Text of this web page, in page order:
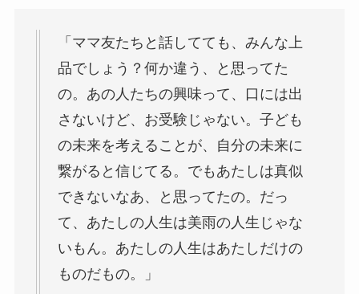
「ママ友たちと話してても、みんな上
品でしょう？何か違う、と思ってた
の。あの人たちの興味って、口には出
さないけど、お受験じゃない。子ども
の未来を考えることが、自分の未来に
繋がると信じてる。でもあたしは真似
できないなあ、と思ってたの。だっ
て、あたしの人生は美雨の人生じゃな
いもん。あたしの人生はあたしだけの
ものだもの。」